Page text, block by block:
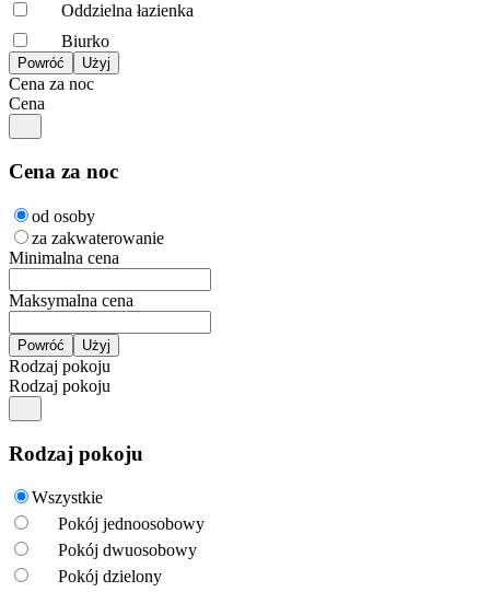
Oddzielna łazienka
Biurko
Cena za noc
Cena
Cena za noc
od osoby
za zakwaterowanie
Minimalna cena
Maksymalna cena
Rodzaj pokoju
Rodzaj pokoju
Rodzaj pokoju
Wszystkie
Pokój jednoosobowy
Pokój dwuosobowy
Pokój dzielony